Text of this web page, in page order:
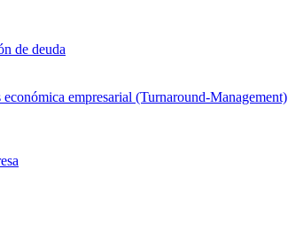
de deuda
empresarial (Turnaround-Management)